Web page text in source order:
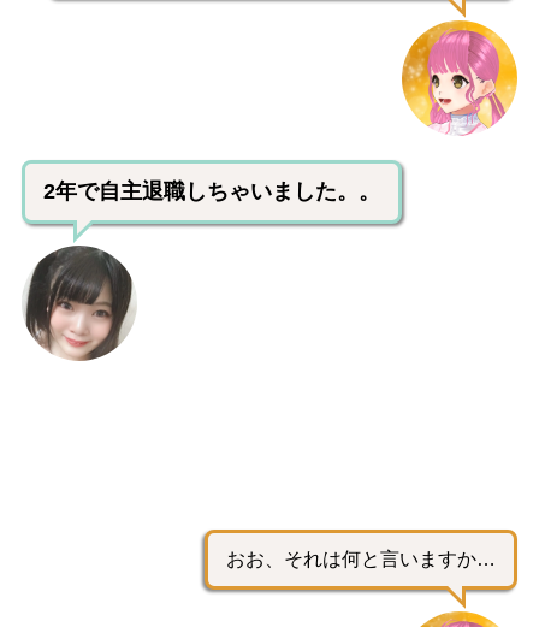
2年で自主退職しちゃいました。。
おお、それは何と言いますか…